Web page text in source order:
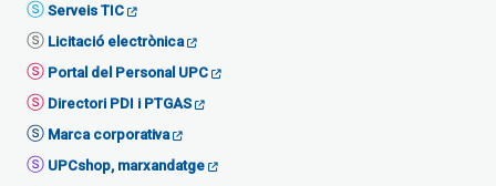
Serveis TIC
Licitació electrònica
Portal del Personal UPC
Directori PDI i PTGAS
Marca corporativa
UPCshop, marxandatge